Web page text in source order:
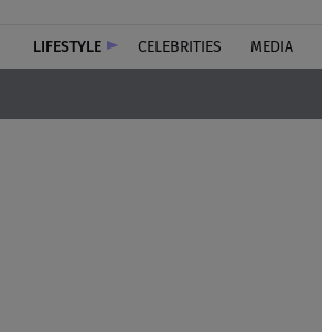
LIFESTYLE CELEBRITIES MEDIA